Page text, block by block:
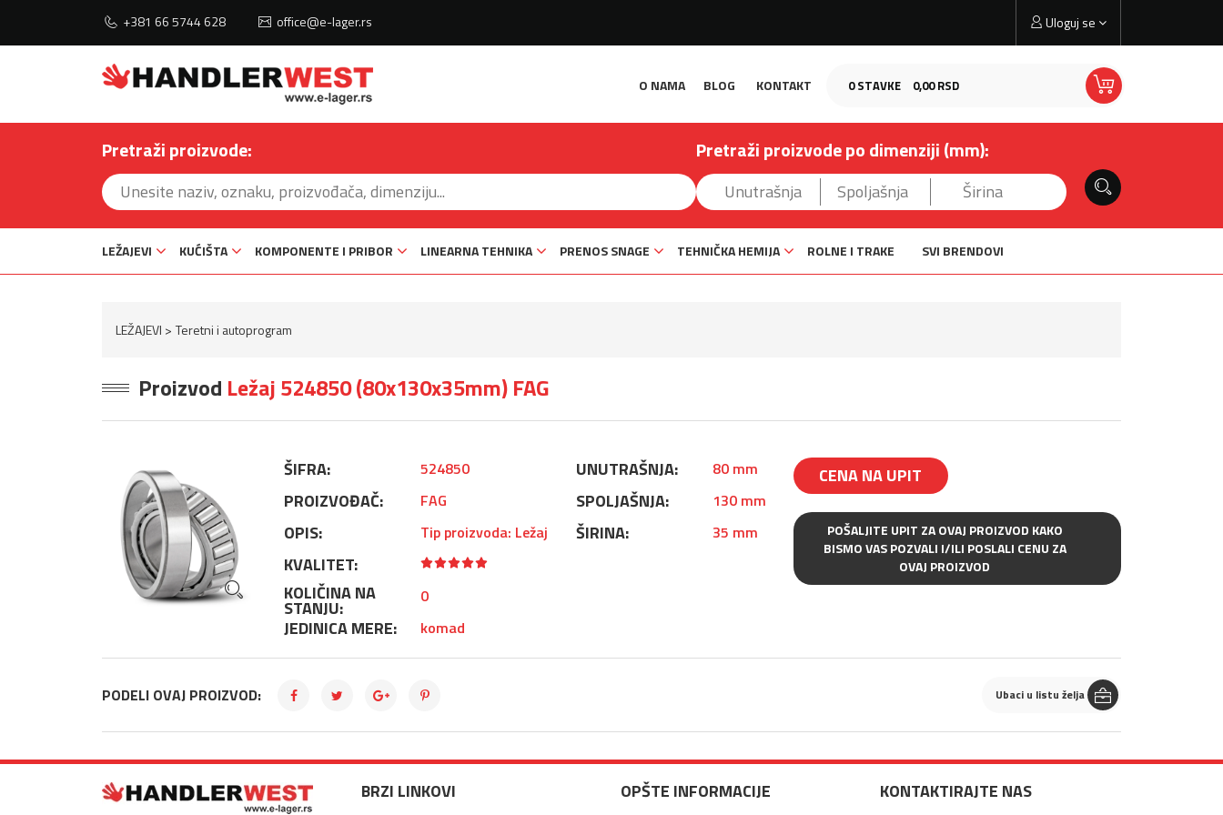
+381 66 5744 628 office@e-lager.rs
0STAVKE 0,00 RSD
Uloguj se
O NAMA BLOG KONTAKT
Pretraži proizvode: Pretraži proizvode po dimenziji (mm):
LEŽAJEVI KUĆIŠTA KOMPONENTE I PRIBOR LINEARNA TEHNIKA PRENOS SNAGE TEHNIČKA HEMIJA ROLNE I TRAKE SVI BRENDOVI
LEŽAJEVI Teretni i autoprogram
Proizvod Ležaj 524850 (80x130x35mm) FAG
ŠIFRA: 524850
PROIZVOĐAČ: FAG
OPIS: Tip proizvoda: Ležaj
KVALITET:
KOLIČINA NA
STANJU: 0
JEDINICA MERE: komad
UNUTRAŠNJA: 80 mm
SPOLJAŠNJA: 130 mm
ŠIRINA: 35 mm
CENA NA UPIT
POŠALJITE UPIT ZA OVAJ PROIZVOD KAKO
BISMO VAS POZVALI I/ILI POSLALI CENU ZA
OVAJ PROIZVOD
PODELI OVAJ PROIZVOD: Ubaci u listu želja
BRZI LINKOVI OPŠTE INFORMACIJE KONTAKTIRAJTE NAS